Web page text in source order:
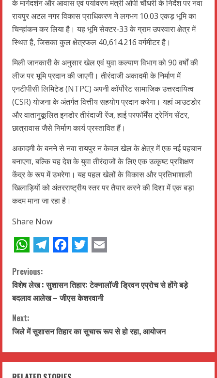
के मार्गदर्शन और आवास एवं पर्यावरण मंत्री ओपी चौधरी के निर्देश पर नवा
रायपुर अटल नगर विकास प्राधिकरण ने लगभग 10.03 एकड़ भूमि का
चिन्हांकन कर लिया है। यह भूमि सेक्टर-33 के ग्राम उपरवारा क्षेत्र में
स्थित है, जिसका कुल क्षेत्रफल 40,614.216 वर्गमीटर है।
मिली जानकारी के अनुसार खेल एवं युवा कल्याण विभाग को 90 वर्षों की
लीज पर भूमि प्रदान की जाएगी। तीरंदाजी अकादमी के निर्माण में
एनटीपीसी लिमिटेड (NTPC) अपनी कॉर्पोरेट सामाजिक उत्तरदायित्व
(CSR) योजना के अंतर्गत वित्तीय सहयोग प्रदान करेगा। यहां आउटडोर
और वातानुकूलित इनडोर तीरंदाजी रेंज, हाई परफॉर्मेंस ट्रेनिंग सेंटर,
छात्रावास जैसे निर्माण कार्य प्रस्तावित हैं।
अकादमी के बनने से नवा रायपुर न केवल खेल के क्षेत्र में एक नई पहचान
बनाएगा, बल्कि यह देश के युवा तीरंदाजों के लिए एक उत्कृष्ट प्रशिक्षण
केंद्र के रूप में उभरेगा। यह पहल खेलों के विकास और प्रतिभाशाली
खिलाड़ियों को अंतरराष्ट्रीय स्तर पर तैयार करने की दिशा में एक बड़ा
कदम माना जा रहा है।
Share Now
C
o
n
t
i
Previous:
विशेष लेख : सुशासन तिहार: टेक्नालॉजी ड्रिवन एप्रोच से होंगे बड़े
बदलाव आलेख – जीएस केशरवानी
Next:
जिले में सुशासन तिहार का सुचारू रूप से हो रहा, आयोजन